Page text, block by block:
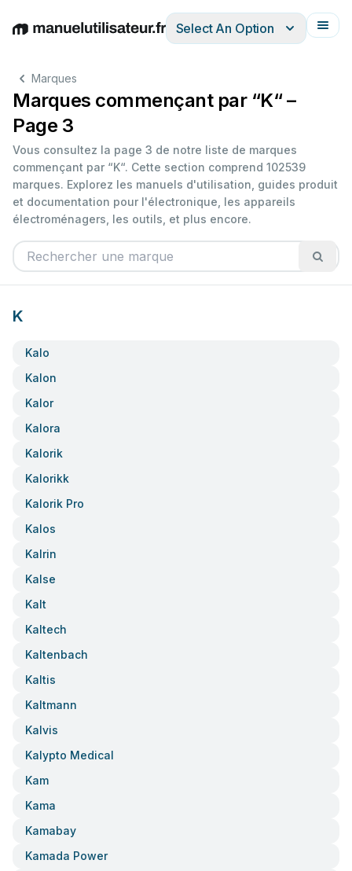
EnglishDeutschEspañolItalianoFrançais
Select An Option
Marques
Marques commençant par “K“ –
Page 3
Vous consultez la page 3 de notre liste de marques
commençant par “K“. Cette section comprend 102539
marques. Explorez les manuels d'utilisation, guides produit
et documentation pour l'électronique, les appareils
électroménagers, les outils, et plus encore.
K
Kalo
Kalon
Kalor
Kalora
Kalorik
Kalorikk
Kalorik Pro
Kalos
Kalrin
Kalse
Kalt
Kaltech
Kaltenbach
Kaltis
Kaltmann
Kalvis
Kalypto Medical
Kam
Kama
Kamabay
Kamada Power